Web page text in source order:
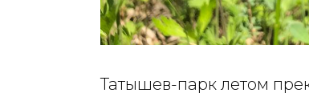
Татышев-парк летом